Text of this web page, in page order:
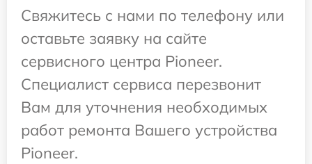
Свяжитесь с нами по телефону или
оставьте заявку на сайте
сервисного центра Pioneer.
Специалист сервиса перезвонит
Вам для уточнения необходимых
работ ремонта Вашего устройства
Pioneer.